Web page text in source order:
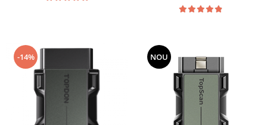
-14% NOU